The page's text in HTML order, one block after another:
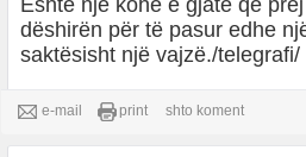
Është një kohë e gjatë që
dëshirën për të pasur edhe
saktësisht një vajzë./telegrafi/
e-mail print shto koment